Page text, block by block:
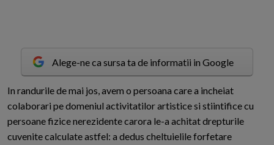
Alege-ne ca sursa ta de informatii in Google
In randurile de mai jos, avem o persoana care a incheiat
colaborari pe domeniul activitatilor artistice si stiintifice cu
persoane fizice nerezidente carora le-a achitat drepturile
cuvenite calculate astfel: a dedus cheltuielile forfetare